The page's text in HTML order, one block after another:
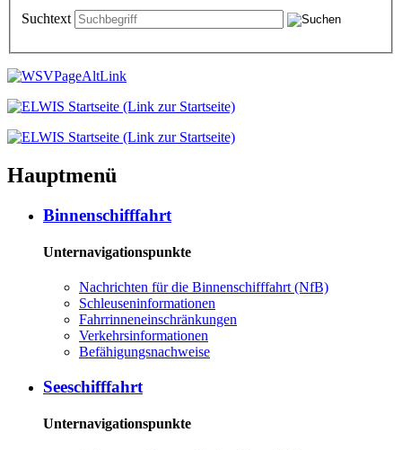
Suchtext
Hauptmenü
Binnenschifffahrt
Unternavigationspunkte
Nachrichten für die Binnenschifffahrt (NfB)
Schleuseninformationen
Fahrrinneneinschränkungen
Verkehrsinformationen
Befähigungsnachweise
Seeschifffahrt
Unternavigationspunkte